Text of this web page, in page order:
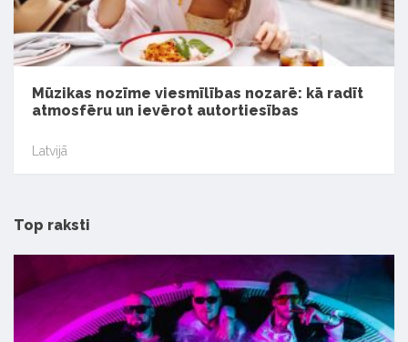
Mūzikas nozīme viesmīlības nozarē: kā radīt
atmosfēru un ievērot autortiesības
Latvijā
Top raksti